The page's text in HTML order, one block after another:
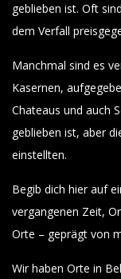
geblieben ist. Oft
dem Verfall
Manchmal sind es
Kasernen,
Chateaus und auch
geblieben ist, aber
einstellten.
Begib dich hier auf
vergangenen Zeit,
Orte – geprägt von
Wir haben Orte in